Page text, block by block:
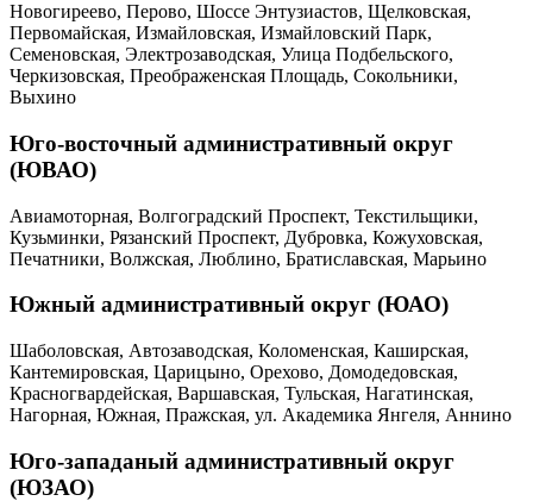
Новогиреево, Перово, Шоссе Энтузиастов, Щелковская,
Первомайская, Измайловская, Измайловский Парк,
Семеновская, Электрозаводская, Улица Подбельского,
Черкизовская, Преображенская Площадь, Сокольники,
Выхино
Юго-восточный административный округ
(ЮВАО)
Авиамоторная, Волгоградский Проспект, Текстильщики,
Кузьминки, Рязанский Проспект, Дубровка, Кожуховская,
Печатники, Волжская, Люблино, Братиславская, Марьино
Южный административный округ (ЮАО)
Шаболовская, Автозаводская, Коломенская, Каширская,
Кантемировская, Царицыно, Орехово, Домодедовская,
Красногвардейская, Варшавская, Тульская, Нагатинская,
Нагорная, Южная, Пражская, ул. Академика Янгеля, Аннино
Юго-западаный административный округ
(ЮЗАО)